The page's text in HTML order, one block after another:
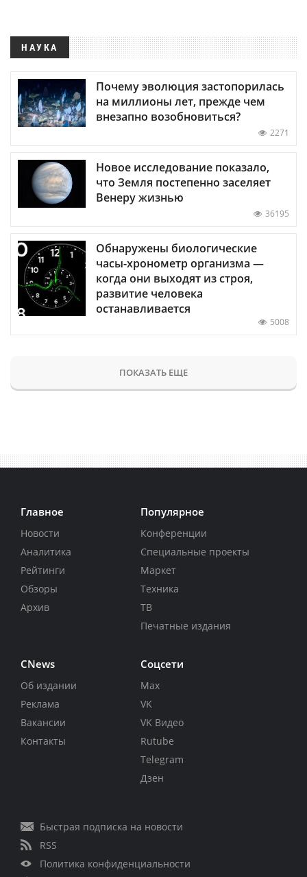
НАУКА
Почему эволюция застопорилась
на миллионы лет, прежде чем
внезапно возобновиться?
2271
Новое исследование показало,
что Земля постепенно заселяет
Венеру жизнью
36195
Обнаружены биологические
часы-хронометр организма —
когда они выходят из строя,
развитие человека
останавливается
5008
ПОКАЗАТЬ ЕЩЕ
Главное
Новости
Аналитика
Рейтинги
Обзоры
Архив
Популярное
Конференции
Специальные проекты
Маркет
Техника
ТВ
Печатные издания
CNews
Об издании
Реклама
Вакансии
Контакты
Соцсети
Max
VK
VK Видео
Rutube
Telegram
Дзен
Быстрая подписка на новости
RSS
Политика конфиденциальности